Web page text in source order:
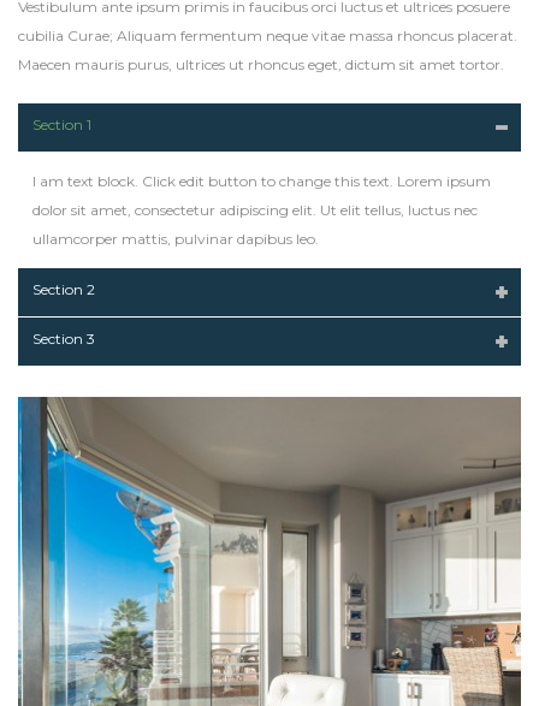
Vestibulum ante ipsum primis in faucibus orci luctus et ultrices posuere
cubilia Curae; Aliquam fermentum neque vitae massa rhoncus placerat.
Maecen mauris purus, ultrices ut rhoncus eget, dictum sit amet tortor.
Section 1
I am text block. Click edit button to change this text. Lorem ipsum
dolor sit amet, consectetur adipiscing elit. Ut elit tellus, luctus nec
ullamcorper mattis, pulvinar dapibus leo.
Section 2
Section 3